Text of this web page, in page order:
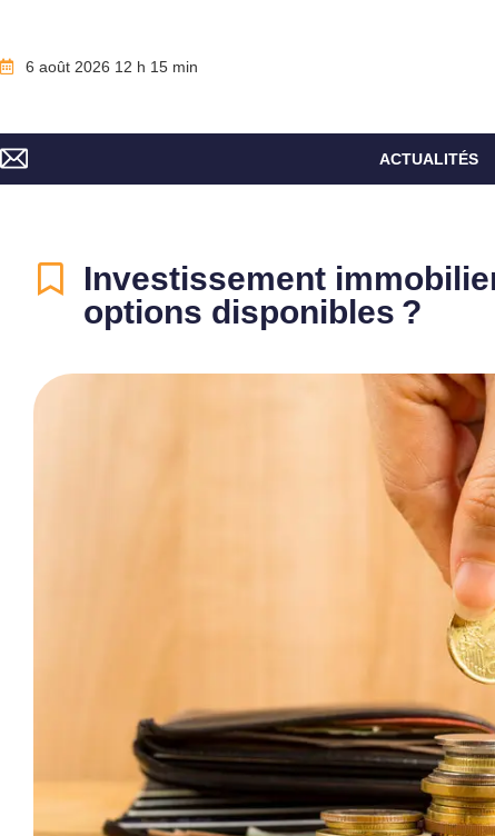
6 août 2026 12 h 15 min
ACTUALITÉS
Investissement
options disponibles ?